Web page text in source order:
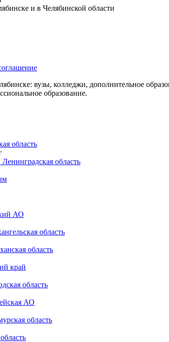
и в Челябинской области
вузы, колледжи, дополнительное
образование.
область
область
АО
область
область
край
область
АО
область